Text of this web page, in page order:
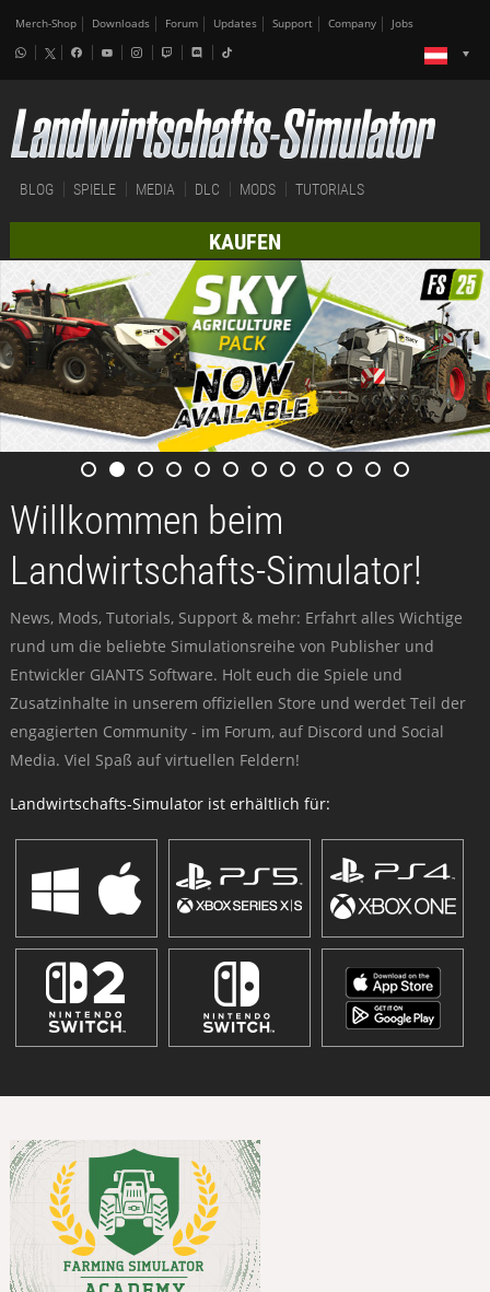
Merch-Shop Downloads Forum Updates Support Company Jobs
BLOG SPIELE MEDIA DLC MODS TUTORIALS
KAUFEN
Willkommen beim
Landwirtschafts-Simulator!
News, Mods, Tutorials, Support & mehr: Erfahrt alles Wichtige
rund um die beliebte Simulationsreihe von Publisher und
Entwickler GIANTS Software. Holt euch die Spiele und
Zusatzinhalte in unserem offiziellen Store und werdet Teil der
engagierten Community - im Forum, auf Discord und Social
Media. Viel Spaß auf virtuellen Feldern!
Landwirtschafts-Simulator ist erhältlich für: